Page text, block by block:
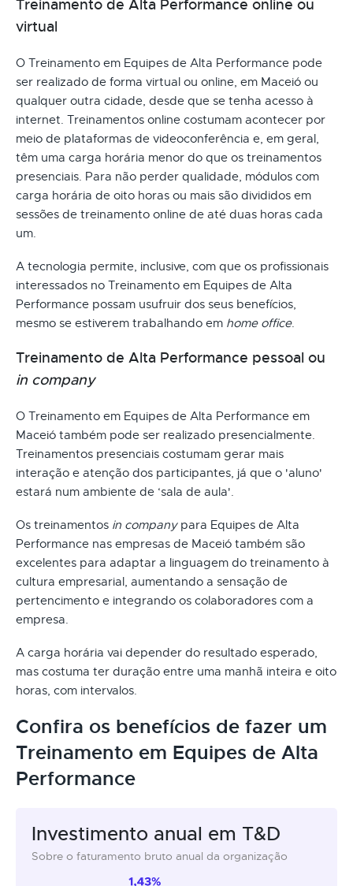
Treinamento de Alta Performance online ou
virtual
O Treinamento em Equipes de Alta Performance pode
ser realizado de forma virtual ou online, em Maceió ou
qualquer outra cidade, desde que se tenha acesso à
internet. Treinamentos online costumam acontecer por
meio de plataformas de videoconferência e, em geral,
têm uma carga horária menor do que os treinamentos
presenciais. Para não perder qualidade, módulos com
carga horária de oito horas ou mais são divididos em
sessões de treinamento online de até duas horas cada
um.
A tecnologia permite, inclusive, com que os profissionais
interessados no Treinamento em Equipes de Alta
Performance possam usufruir dos seus benefícios,
mesmo se estiverem trabalhando em home office.
Treinamento de Alta Performance pessoal ou
in company
O Treinamento em Equipes de Alta Performance em
Maceió também pode ser realizado presencialmente.
Treinamentos presenciais costumam gerar mais
interação e atenção dos participantes, já que o 'aluno'
estará num ambiente de ‘sala de aula'.
Os treinamentos in companypara Equipes de Alta
Performance nas empresas de Maceió também são
excelentes para adaptar a linguagem do treinamento à
cultura empresarial, aumentando a sensação de
pertencimento e integrando os colaboradores com a
empresa.
A carga horária vai depender do resultado esperado,
mas costuma ter duração entre uma manhã inteira e oito
horas, com intervalos.
Confira os benefícios de fazer um
Treinamento em Equipes de Alta
Performance
Investimento anual em T&D
Sobre o faturamento bruto anual da organização